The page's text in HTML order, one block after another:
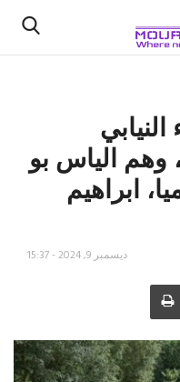
وهم الياس بو
ابراهيم
ديسمبر 9, 2024 - 15:37